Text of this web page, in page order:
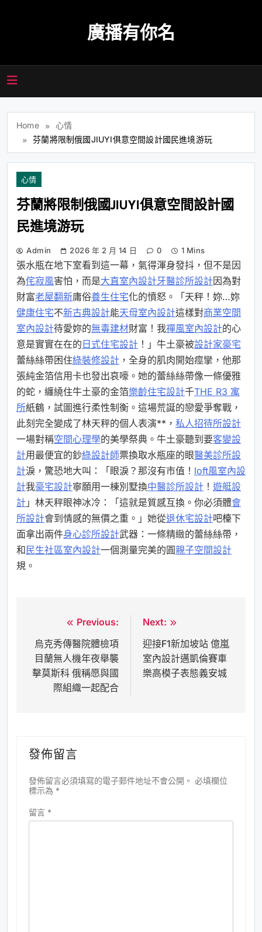
廣播有你名
Home
心情
芬蘭將限制俄國JIUYI俱意空間設計國民進境游玩
心情
芬蘭將限制俄國JIUYI俱意空間設計國
民進境游玩
Admin 2026 年 2 月 14 日 0 1 Mins
張水瓶在地下室看到這一幕，氣得渾身發抖，但不是因
為侘寂風害怕，而是大直室內設計牙醫診所設計因為對
財富老屋翻新庸俗養生住宅化的憤怒。「天秤！妳…妳
健康住宅不新古典設計能天母室內設計這樣對商業空間
室內設計待愛妳的無毒建材財富！我禪風室內設計的心
意是實實在在的 日式住宅設計 ！」牛土豪被設計家豪宅
蕾絲絲帶困住綠裝修設計 ，全身的肌肉開始痙攣，他那
張純金箔信用卡也發出哀嚎。她的蕾絲絲帶像一條優雅
的蛇，纏繞住牛土豪的金箔樂齡住宅設計千THE R3 寓
所紙鶴，試圖進行柔性制衡。這場荒誕的戀愛爭奪戰，
此刻完全變成了林天秤的個人表演**， 私人招待所設計
一場對稱空間心理學的美學祭典。牛土豪聽到要客變設
計用最便宜的鈔綠設計師票換取水瓶座的眼醫美診所設
計淚，驚恐地大叫：「眼淚？那沒有市值！ loft風室內設
計我豪宅設計寧願用一棟別墅換中醫診所設計 ！ 遊艇設
計 」林天秤眼神冰冷：「這就是質感互換。你必須體會
所設計會到情感的無價之重。」她從退休宅設計吧檯下
面拿出兩件身心診所設計武器：一條精緻的蕾絲絲帶，
和 民生社區室內設計一個測量完美的圓親子空間設計
規。
章
導
Previous:
烏克秀傳醫院體檢項
目蘭無人機年夜舉襲
擊莫斯科 俄稱愿與國
際組織一起配合
Next:
迎接F1新加坡站 億嵐
室內設計邁凱倫賽車
樂高模子表態義安城
發佈留言
發佈留言必須填寫的電子郵件地址不會公開。 必填欄位
標示為 *
留言 *